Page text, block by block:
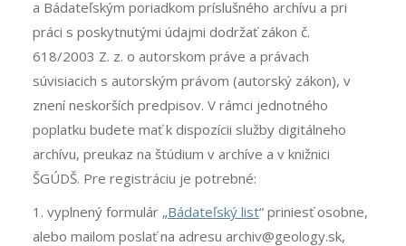
a Bádateľským poriadkom príslušného archívu a pri
práci s poskytnutými údajmi dodržať zákon č.
618/2003 Z. z. o autorskom práve a právach
súvisiacich s autorským právom (autorský zákon), v
znení neskorších predpisov. V rámci jednotného
poplatku budete mať k dispozícii služby digitálneho
archívu, preukaz na štúdium v archíve a v knižnici
ŠGÚDŠ. Pre registráciu je potrebné:
1. vyplnený formulár „Bádateľský list“ priniesť osobne,
alebo mailom poslať na adresu archiv@geology.sk,